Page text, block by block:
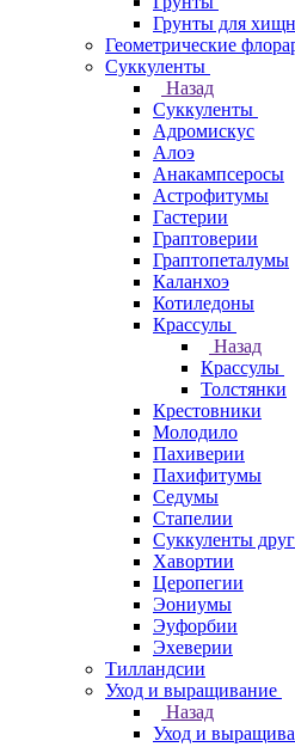
Грунты для
Геометрические
Суккуленты
Назад
Суккуленты
Адромискус
Алоэ
Анакампсеросы
Астрофитумы
Гастерии
Граптоверии
Граптопеталумы
Каланхоэ
Котиледоны
Крассулы
Назад
Крассулы
Толстянки
Крестовники
Молодило
Пахиверии
Пахифитумы
Седумы
Стапелии
Суккуленты
Хавортии
Церопегии
Эониумы
Эуфорбии
Эхеверии
Тилландсии
Уход и выращивание
Назад
Уход и